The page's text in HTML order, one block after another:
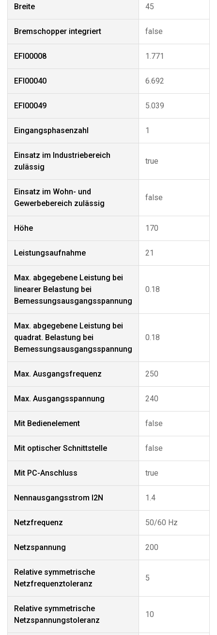
Breite 45
Bremschopper integriert false
EFI00008 1.771
EFI00040 6.692
EFI00049 5.039
Eingangsphasenzahl 1
Einsatz im Industriebereich
zulässig
true
Einsatz im Wohn- und
Gewerbebereich zulässig
false
Höhe 170
Leistungsaufnahme 21
Max. abgegebene Leistung bei
linearer Belastung bei
Bemessungsausgangsspannung
0.18
Max. abgegebene Leistung bei
quadrat. Belastung bei
Bemessungsausgangsspannung
0.18
Max. Ausgangsfrequenz 250
Max. Ausgangsspannung 240
Mit Bedienelement false
Mit optischer Schnittstelle false
Mit PC-Anschluss true
Nennausgangsstrom I2N 1.4
Netzfrequenz 50/60 Hz
Netzspannung 200
Relative symmetrische
Netzfrequenztoleranz
5
Relative symmetrische
Netzspannungstoleranz
10